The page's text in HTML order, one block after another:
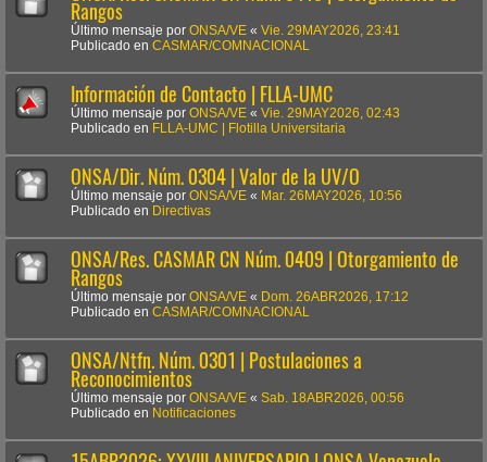
Rangos
Último mensaje por ONSA/VE « Vie. 29MAY2026, 23:41
Publicado en CASMAR/COMNACIONAL
Información de Contacto | FLLA-UMC
Último mensaje por ONSA/VE « Vie. 29MAY2026, 02:43
Publicado en FLLA-UMC | Flotilla Universitaria
ONSA/Dir. Núm. 0304 | Valor de la UV/O
Último mensaje por ONSA/VE « Mar. 26MAY2026, 10:56
Publicado en Directivas
ONSA/Res. CASMAR CN Núm. 0409 | Otorgamiento de
Rangos
Último mensaje por ONSA/VE « Dom. 26ABR2026, 17:12
Publicado en CASMAR/COMNACIONAL
ONSA/Ntfn. Núm. 0301 | Postulaciones a
Reconocimientos
Último mensaje por ONSA/VE « Sab. 18ABR2026, 00:56
Publicado en Notificaciones